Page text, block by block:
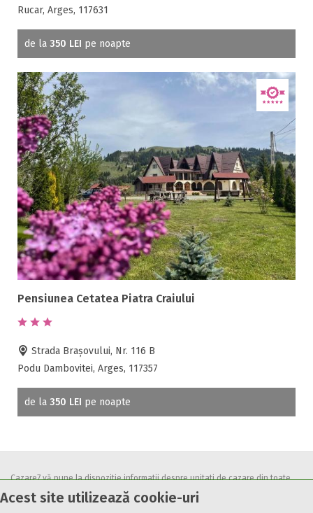
Acest site utilizează cookie-uri
Rucar, Arges, 117631
de la 350 LEI pe noapte
Pensiunea Cetatea Piatra Craiului
Strada Brașovului, Nr. 116 B
Podu Dambovitei, Arges, 117357
de la 350 LEI pe noapte
Cazare7 vă pune la dispozitie informatii despre unitati de cazare din toate
zonele turistice, oferte speciale, rezervari online.